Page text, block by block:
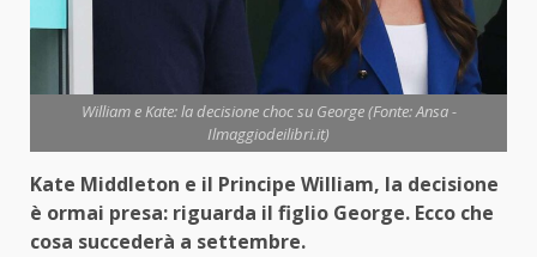
William e Kate: la decisione choc su George (Fonte: Ansa -
Ilmaggiodeilibri.it)
Kate Middleton e il Principe William, la decisione
è ormai presa: riguarda il figlio George. Ecco che
cosa succederà a settembre.